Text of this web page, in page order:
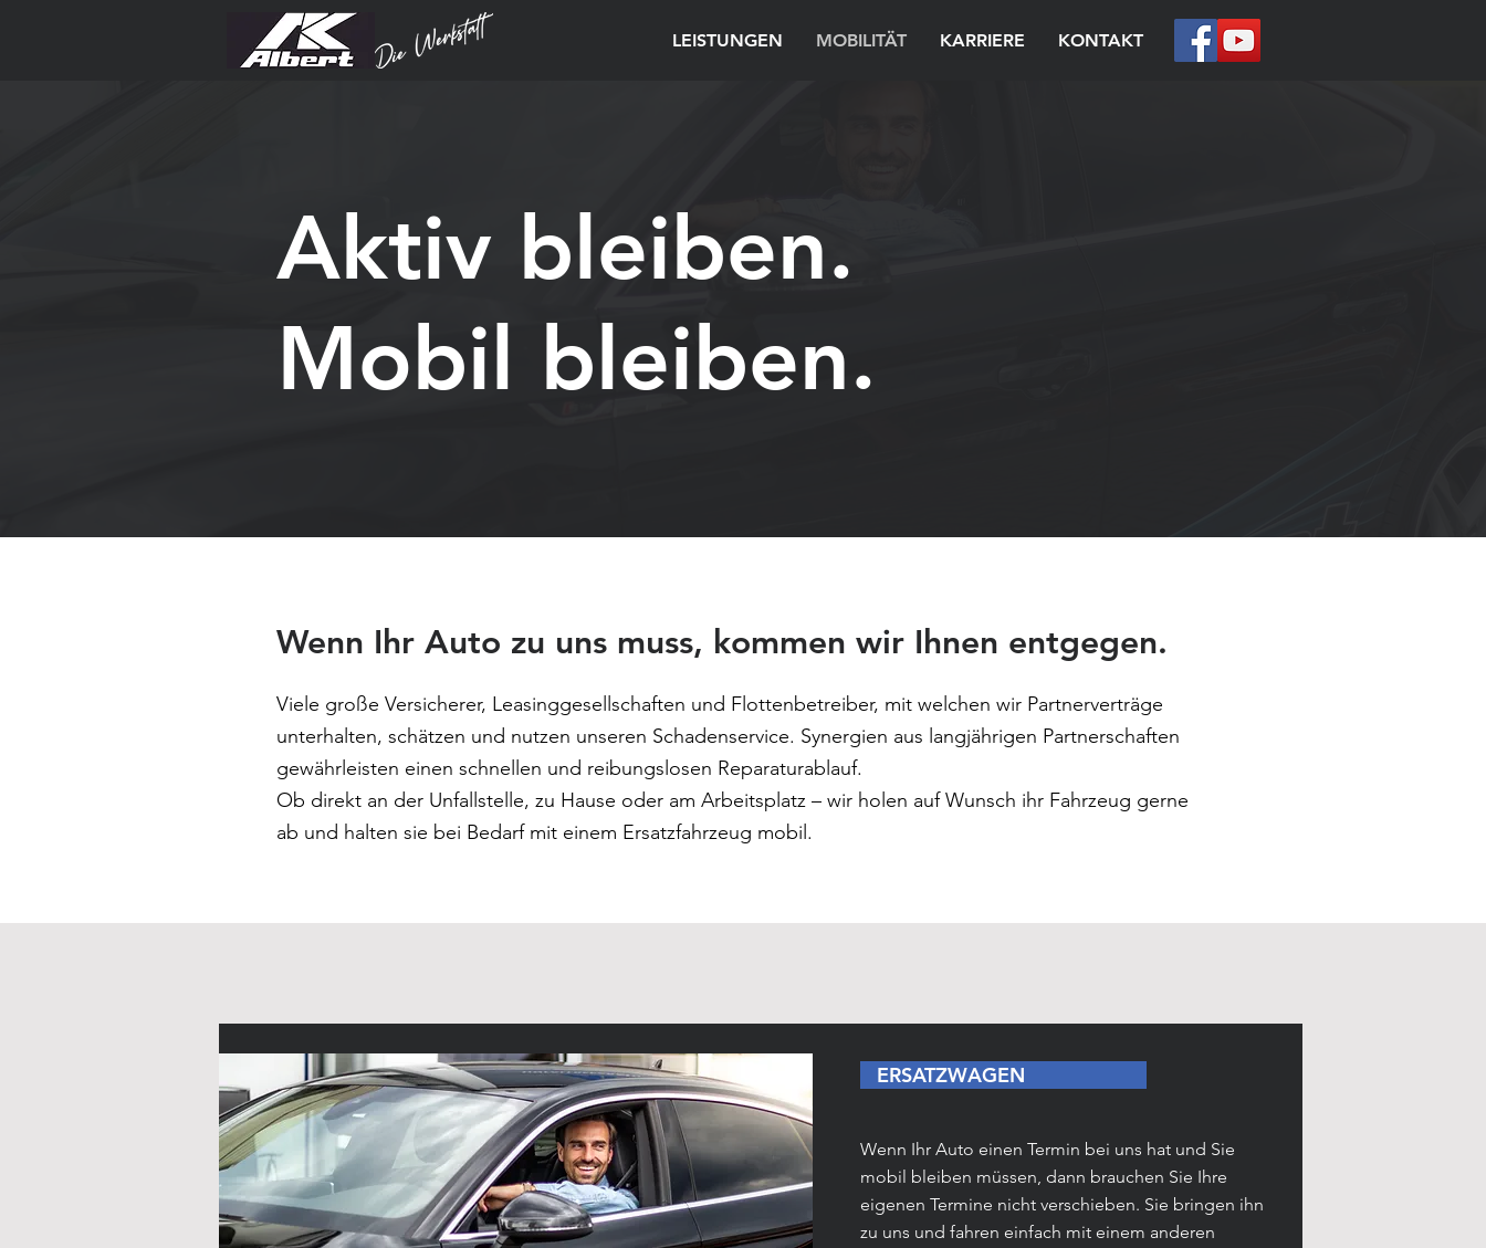
LEISTUNGEN MOBILITÄT KARRIERE KONTAKT
Aktiv bleiben.
Mobil bleiben.
Wenn Ihr Auto zu uns muss, kommen wir Ihnen entgegen.
Viele große Versicherer, Leasinggesellschaften und Flottenbetreiber, mit welchen wir Partnerverträge
unterhalten, schätzen und nutzen unseren Schadenservice. Synergien aus langjährigen Partnerschaften
gewährleisten einen schnellen und reibungslosen Reparaturablauf.
Ob direkt an der Unfallstelle, zu Hause oder am Arbeitsplatz – wir holen auf Wunsch ihr Fahrzeug gerne
ab und halten sie bei Bedarf mit einem Ersatzfahrzeug mobil.
ERSATZWAGEN
Wenn Ihr Auto einen Termin bei uns hat und Sie
mobil bleiben müssen, dann brauchen Sie Ihre
eigenen Termine nicht verschieben. Sie bringen ihn
zu uns und fahren einfach mit einem anderen